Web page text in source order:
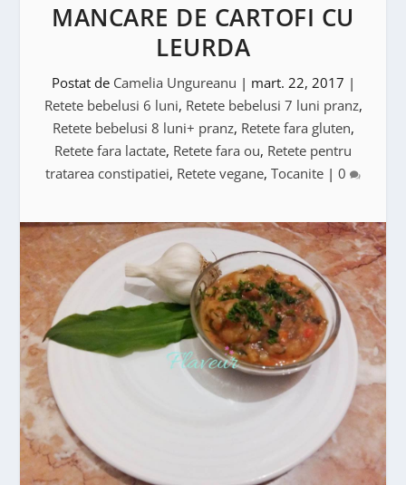
MANCARE DE CARTOFI CU
LEURDA
Postat de Camelia Ungureanu | mart. 22, 2017 |
Retete bebelusi 6 luni, Retete bebelusi 7 luni pranz,
Retete bebelusi 8 luni+ pranz, Retete fara gluten,
Retete fara lactate, Retete fara ou, Retete pentru
tratarea constipatiei, Retete vegane, Tocanite | 0